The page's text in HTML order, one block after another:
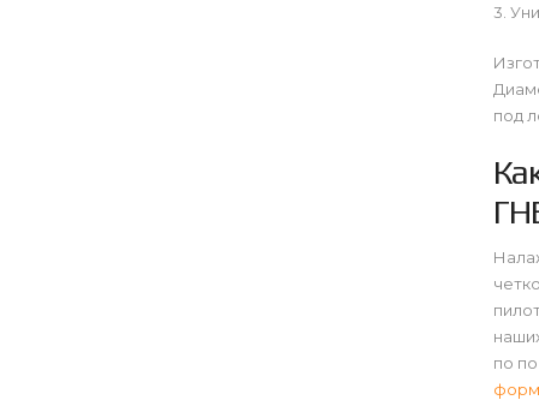
3.
под
по